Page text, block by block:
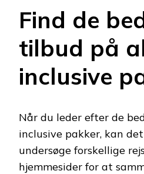
Find de
tilbud på
inclusive
Når du leder efter de
inclusive pakker, kan
undersøge forskellige
hjemmesider for at